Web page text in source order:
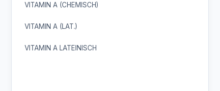
VITAMIN A (CHEMISCH)
VITAMIN A (LAT.)
VITAMIN A LATEINISCH